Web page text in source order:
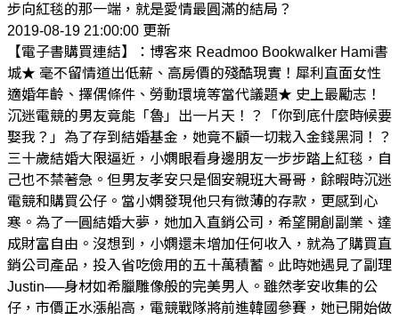
步向紅毯的那一端，就是愛情最圓滿的結局？
2019-08-19 21:00:00 更新
【電子書購買連結】：博客來 Readmoo Bookwalker Hami書
城★ 毫不留情道出低薪、高房價的殘酷現實！犀利直面女性
適婚年齡、擇偶條件、勞動環境等當代議題★ 史上最勵志！
沉迷電競的男友竟能「魯」出一片天！？「你到底什麼時候要
娶我？」為了存到結婚基金，她竟不顧一切栽入金錢黑洞！？
三十歲結婚大限逼近，小嫻眼看身邊朋友一步步踏上紅毯，自
己也不禁著急。但男友孝安只是個安親班大哥哥，餘暇時沉迷
電競和購買公仔。當小嫻發現他只有微薄的存款，更感到心
寒。為了一圓結婚大夢，她加入直銷公司，希望開創副業、達
成財富自由。沒想到，小嫻還未增加任何收入，就為了購買直
銷公司產品，投入省吃儉用的五十萬積蓄。此時她遇見了副理
Justin──身材如希臘雕像般的完美男人。雖然孝安收集的公
仔，市價正水漲船高，電競戰隊將前進韓國參賽，她已開始做